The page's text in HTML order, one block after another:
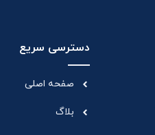
دسترسی سریع
صفحه اصلی
بلاگ